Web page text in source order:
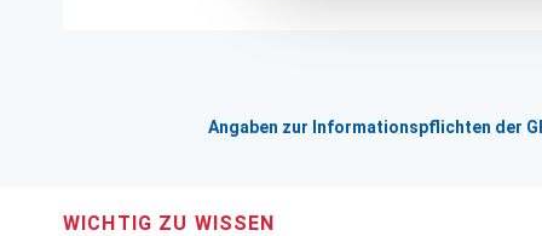
Angaben zur Informationspflichten der
WICHTIG ZU WISSEN